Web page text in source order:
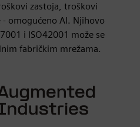
zastoja, troškovi
omogućeno AI. Njihovo
i ISO42001 može se
fabričkim mrežama.